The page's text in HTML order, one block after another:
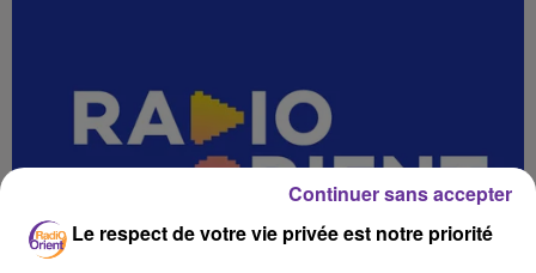
Le respect de votre vie privée est notre priorité
Continuer sans accepter